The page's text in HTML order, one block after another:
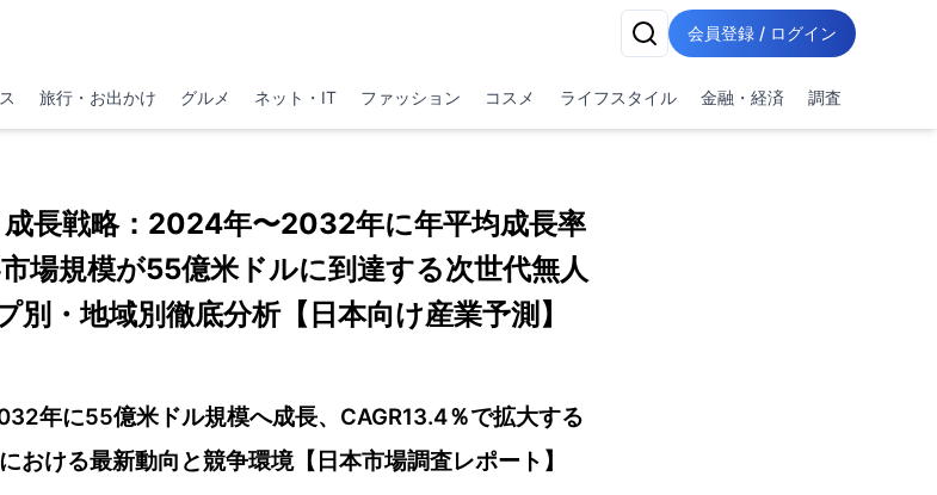
会員登録 / ログイン
旅行・お出かけ グルメ ネット・IT ファッション コスメ ライフスタイル 金融・経済 調査
長戦略：2024年〜2032年に年平均成長率
場規模が55億米ドルに到達する次世代無人
別・地域別徹底分析【日本向け産業予測】
年に55億米ドル規模へ成長、CAGR13.4％で拡大する
おける最新動向と競争環境【日本市場調査レポート】